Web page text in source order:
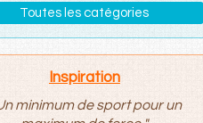
Toutes les catégories
Inspiration
minimum de sport pour un